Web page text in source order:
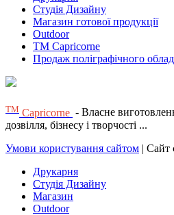
Студія Дизайну
Магазин готової продукції
Outdoor
TM Capricorne
Продаж поліграфічного
ТМ Capricorne - Власне
дозвілля, бізнесу і творчості ...
Умови користування сайтом | Сайт
Друкарня
Студія Дизайну
Магазин
Outdoor